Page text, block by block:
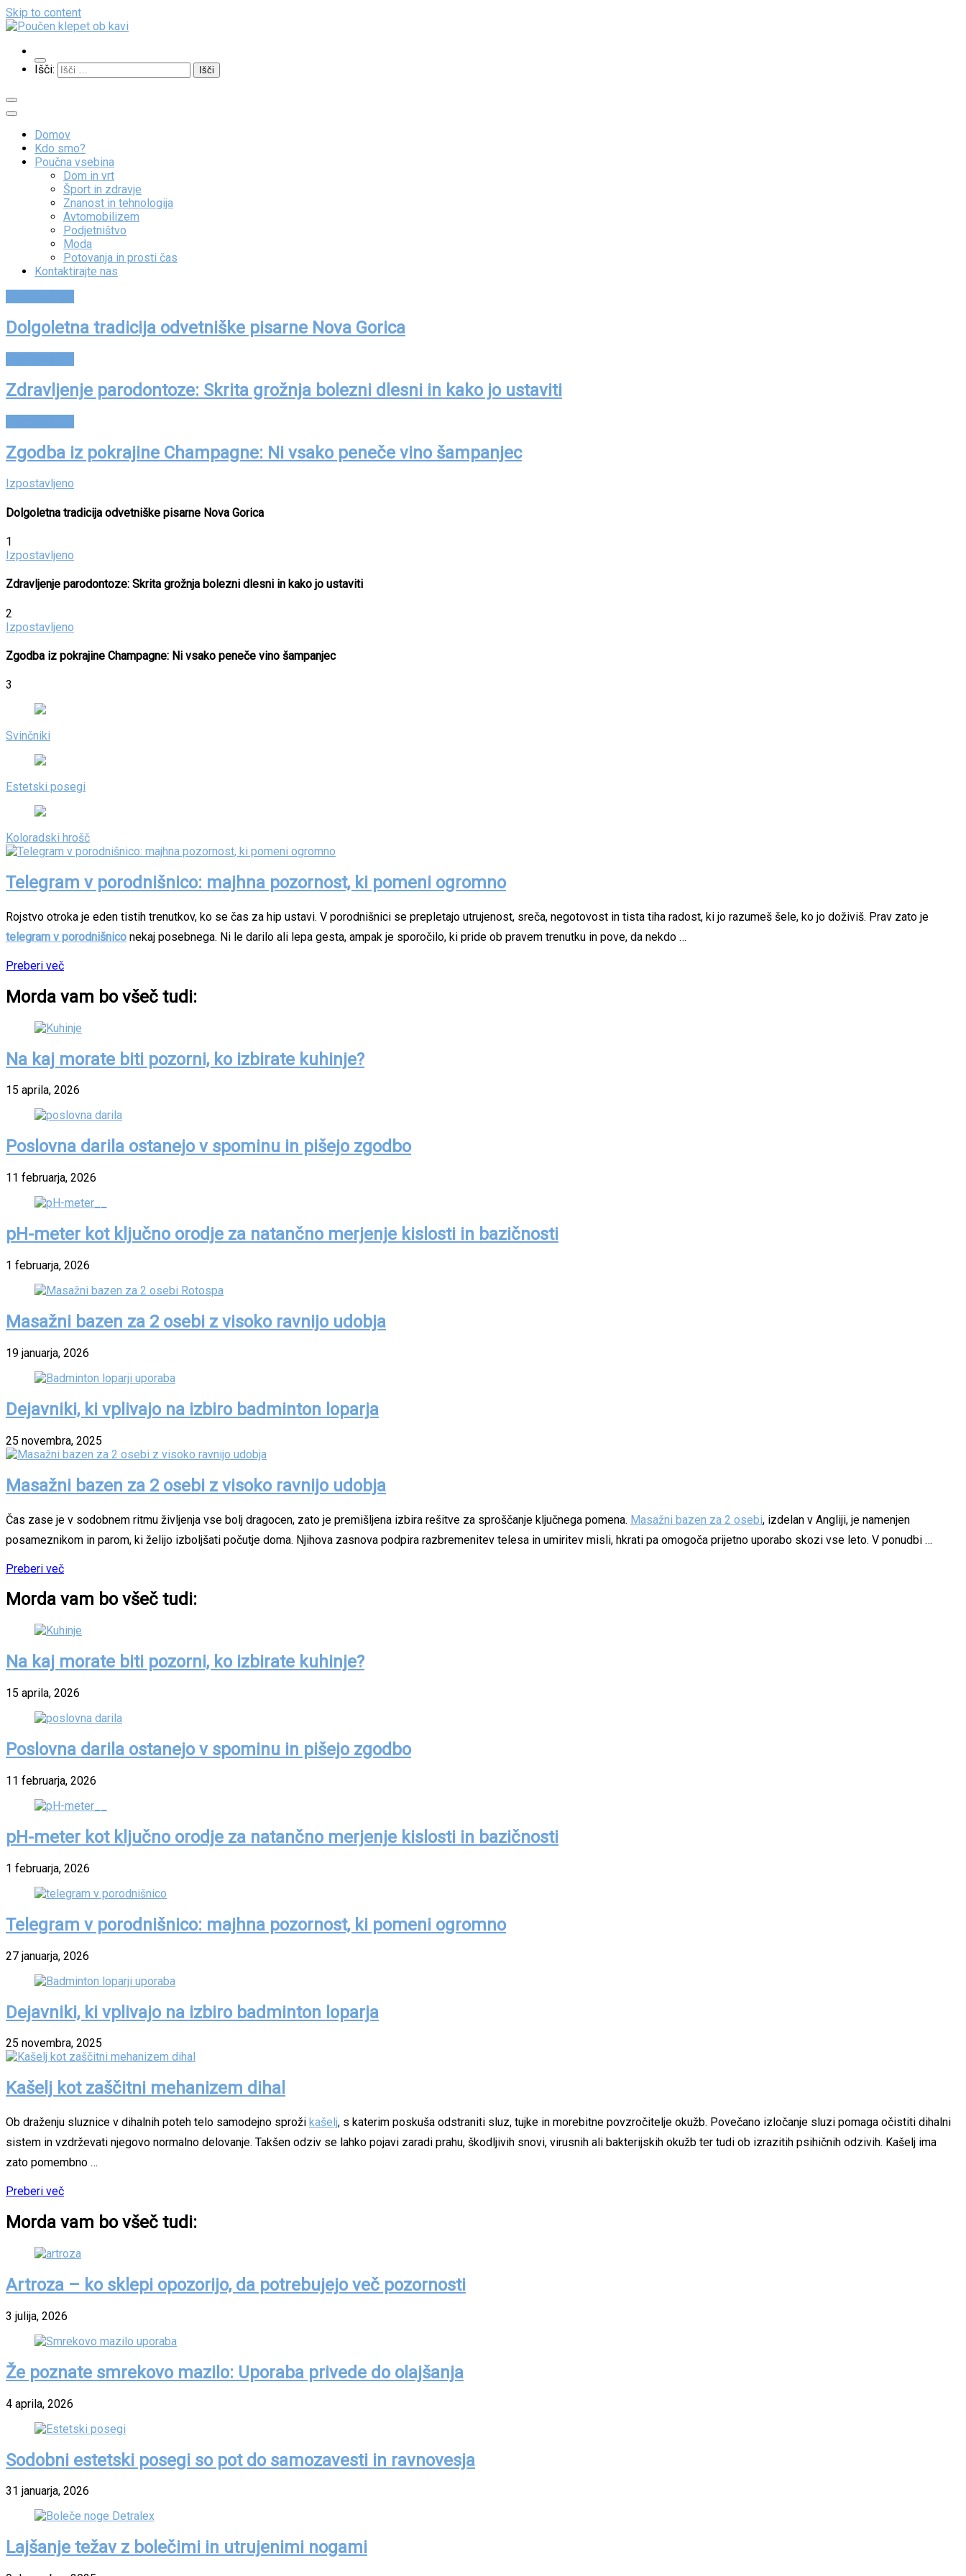
Skip to content
Poučen klepet ob kavi
Veliko zanimivih vsebin
Išči:
Domov
Kdo smo?
Poučna vsebina
Dom in vrt
Šport in zdravje
Znanost in tehnologija
Avtomobilizem
Podjetništvo
Moda
Potovanja in prosti čas
Kontaktirajte nas
Dolgoletna tradicija odvetniške pisarne Nova Gorica
Zdravljenje parodontoze: Skrita grožnja bolezni dlesni in kako jo ustaviti
Zgodba iz pokrajine Champagne: Ni vsako peneče vino šampanjec
Izpostavljeno
Dolgoletna tradicija odvetniške pisarne Nova Gorica
1
Izpostavljeno
Zdravljenje parodontoze: Skrita grožnja bolezni dlesni in kako jo ustaviti
2
Izpostavljeno
Zgodba iz pokrajine Champagne: Ni vsako peneče vino šampanjec
3
Svinčniki
Estetski posegi
Koloradski hrošč
Telegram v porodnišnico: majhna pozornost, ki pomeni ogromno
Rojstvo otroka je eden tistih trenutkov, ko se čas za hip ustavi. V porodnišnici se prepletajo utrujenost, sreča, negotovost in tista tiha radost, ki jo razumeš šele, ko jo doživiš. Prav zato je
telegram v porodnišnico nekaj posebnega. Ni le darilo ali lepa gesta, ampak je sporočilo, ki pride ob pravem trenutku in pove, da nekdo …
Preberi več
Morda vam bo všeč tudi:
Na kaj morate biti pozorni, ko izbirate kuhinje?
15 aprila, 2026
Poslovna darila ostanejo v spominu in pišejo zgodbo
11 februarja, 2026
pH-meter kot ključno orodje za natančno merjenje kislosti in bazičnosti
1 februarja, 2026
Masažni bazen za 2 osebi z visoko ravnijo udobja
19 januarja, 2026
Dejavniki, ki vplivajo na izbiro badminton loparja
25 novembra, 2025
Masažni bazen za 2 osebi z visoko ravnijo udobja
Čas zase je v sodobnem ritmu življenja vse bolj dragocen, zato je premišljena izbira rešitve za sproščanje ključnega pomena. Masažni bazen za 2 osebi, izdelan v Angliji, je namenjen
posameznikom in parom, ki želijo izboljšati počutje doma. Njihova zasnova podpira razbremenitev telesa in umiritev misli, hkrati pa omogoča prijetno uporabo skozi vse leto. V ponudbi …
Preberi več
Morda vam bo všeč tudi:
Na kaj morate biti pozorni, ko izbirate kuhinje?
15 aprila, 2026
Poslovna darila ostanejo v spominu in pišejo zgodbo
11 februarja, 2026
pH-meter kot ključno orodje za natančno merjenje kislosti in bazičnosti
1 februarja, 2026
Telegram v porodnišnico: majhna pozornost, ki pomeni ogromno
27 januarja, 2026
Dejavniki, ki vplivajo na izbiro badminton loparja
25 novembra, 2025
Kašelj kot zaščitni mehanizem dihal
Ob draženju sluznice v dihalnih poteh telo samodejno sproži kašelj, s katerim poskuša odstraniti sluz, tujke in morebitne povzročitelje okužb. Povečano izločanje sluzi pomaga očistiti dihalni
sistem in vzdrževati njegovo normalno delovanje. Takšen odziv se lahko pojavi zaradi prahu, škodljivih snovi, virusnih ali bakterijskih okužb ter tudi ob izrazitih psihičnih odzivih. Kašelj ima
zato pomembno …
Preberi več
Morda vam bo všeč tudi:
Artroza – ko sklepi opozorijo, da potrebujejo več pozornosti
3 julija, 2026
Že poznate smrekovo mazilo: Uporaba privede do olajšanja
4 aprila, 2026
Sodobni estetski posegi so pot do samozavesti in ravnovesja
31 januarja, 2026
Lajšanje težav z bolečimi in utrujenimi nogami